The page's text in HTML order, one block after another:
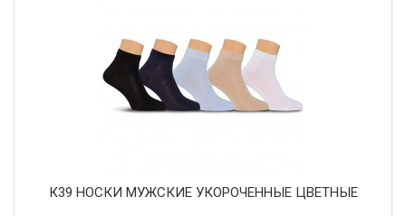
К39 НОСКИ МУЖСКИЕ УКОРОЧЕННЫЕ ЦВЕТНЫЕ